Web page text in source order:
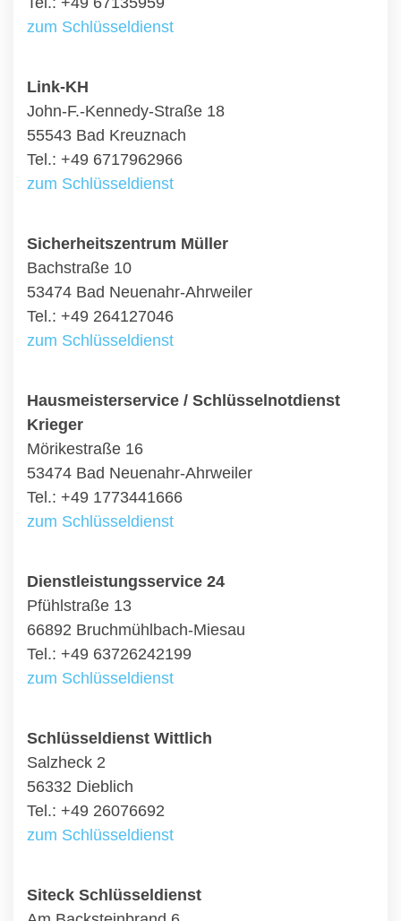
zum Schlüsseldienst
Link-KH
John-F.-Kennedy-Straße 18
55543 Bad Kreuznach
Tel.: +49 6717962966
zum Schlüsseldienst
Sicherheitszentrum Müller
Bachstraße 10
53474 Bad Neuenahr-Ahrweiler
Tel.: +49 264127046
zum Schlüsseldienst
Hausmeisterservice / Schlüsselnotdienst
Krieger
Mörikestraße 16
53474 Bad Neuenahr-Ahrweiler
Tel.: +49 1773441666
zum Schlüsseldienst
Dienstleistungsservice 24
Pfühlstraße 13
66892 Bruchmühlbach-Miesau
Tel.: +49 63726242199
zum Schlüsseldienst
Schlüsseldienst Wittlich
Salzheck 2
56332 Dieblich
Tel.: +49 26076692
zum Schlüsseldienst
Siteck Schlüsseldienst